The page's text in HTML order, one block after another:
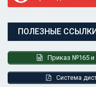
ПОЛЕЗНЫЕ
Приказ №165 и
Система